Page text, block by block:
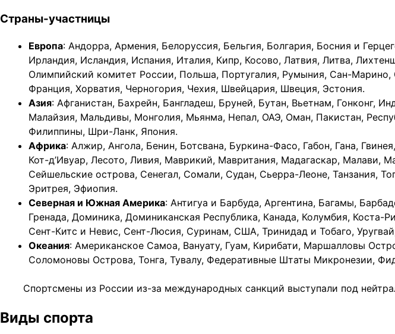
Страны-участницы
Европа: Андорра, Армения, Белоруссия, Бельгия, Болгария, Босния и
Ирландия, Исландия, Испания, Италия, Кипр, Косово, Латвия, Литва,
Олимпийский комитет России, Польша, Португалия, Румыния, Сан-
Франция, Хорватия, Черногория, Чехия, Швейцария, Швеция, Эстония.
Азия: Афганистан, Бахрейн, Бангладеш, Бруней, Бутан, Вьетнам, Гонконг,
Малайзия, Мальдивы, Монголия, Мьянма, Непал, ОАЭ, Оман, Пакистан,
Филиппины, Шри-Ланк, Япония.
Африка: Алжир, Ангола, Бенин, Ботсвана, Буркина-Фасо, Габон, Гана,
Кот-д’Ивуар, Лесото, Ливия, Маврикий, Мавритания, Мадагаскар,
Сейшельские острова, Сенегал, Сомали, Судан, Сьерра-Леоне, Танзания,
Эритрея, Эфиопия.
Северная и Южная Америка: Антигуа и Барбуда, Аргентина, Багамы,
Гренада, Доминика, Доминиканская Республика, Канада, Колумбия,
Сент-Китс и Невис, Сент-Люсия, Суринам, США, Тринидад и Тобаго,
Океания: Американское Самоа, Вануату, Гуам, Кирибати, Маршалловы
Соломоновы Острова, Тонга, Тувалу, Федеративные Штаты Микронезии,
Спортсмены из России из-за международных санкций выступали под
Виды спорта